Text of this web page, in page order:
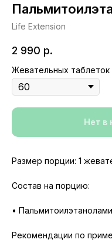
Life Extension
2 990 р.
Жевательных таблеток
Нет в
Размер порции: 1
Состав на порцию:
•
Рекомендации по